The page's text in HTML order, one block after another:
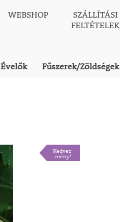
WEBSHOP
SZÁLLÍTÁSI
FELTÉTELEK
Évelők Fűszerek/Zöldségek
Kedvez-
mény!